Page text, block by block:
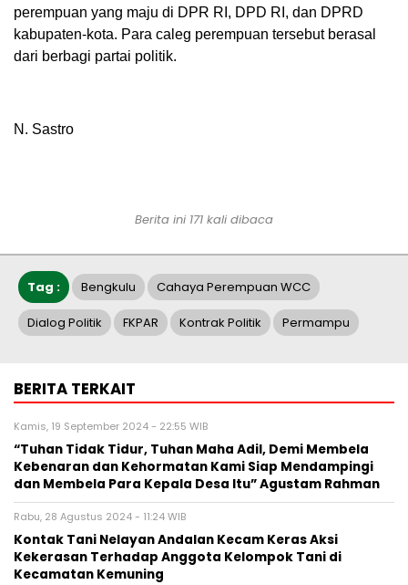
perempuan yang maju di DPR RI, DPD RI, dan DPRD
kabupaten-kota. Para caleg perempuan tersebut berasal
dari berbagi partai politik.
N. Sastro
Berita ini 171 kali dibaca
Tag : Bengkulu Cahaya Perempuan WCC
Dialog Politik FKPAR Kontrak Politik Permampu
BERITA TERKAIT
Kamis, 19 September 2024 - 22:55 WIB
“Tuhan Tidak Tidur, Tuhan Maha Adil, Demi Membela
Kebenaran dan Kehormatan Kami Siap Mendampingi
dan Membela Para Kepala Desa Itu” Agustam Rahman
Rabu, 28 Agustus 2024 - 11:24 WIB
Kontak Tani Nelayan Andalan Kecam Keras Aksi
Kekerasan Terhadap Anggota Kelompok Tani di
Kecamatan Kemuning